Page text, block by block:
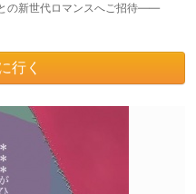
の新世代ロマンスへご招待――
行く